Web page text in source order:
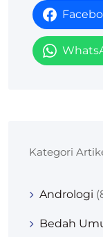
Kategori
Andrologi
Bedah